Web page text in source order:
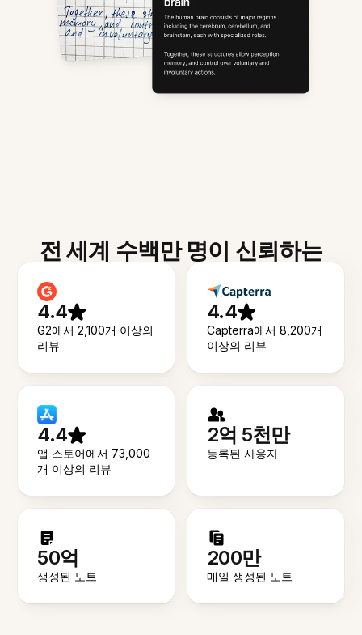
전 세계 수백만 명이 신뢰하는
4.4
G2에서 2,100개 이상의
리뷰
4.4
Capterra에서 8,200개
이상의 리뷰
4.4
앱 스토어에서 73,000
개 이상의 리뷰
2억 5천만
등록된 사용자
50억
생성된 노트
200만
매일 생성된 노트